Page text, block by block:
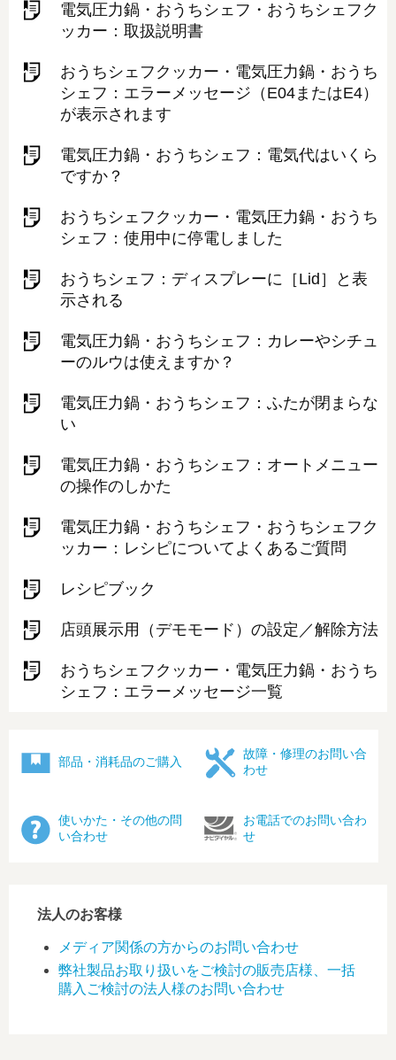
電気圧力鍋・おうちシェフ・おうちシェフク
ッカー：取扱説明書
おうちシェフクッカー・電気圧力鍋・おうち
シェフ：エラーメッセージ（E04またはE4）
が表示されます
電気圧力鍋・おうちシェフ：電気代はいくら
ですか？
おうちシェフクッカー・電気圧力鍋・おうち
シェフ：使用中に停電しました
おうちシェフ：ディスプレーに［Lid］と表
示される
電気圧力鍋・おうちシェフ：カレーやシチュ
ーのルウは使えますか？
電気圧力鍋・おうちシェフ：ふたが閉まらな
い
電気圧力鍋・おうちシェフ：オートメニュー
の操作のしかた
電気圧力鍋・おうちシェフ・おうちシェフク
ッカー：レシピについてよくあるご質問
レシピブック
店頭展示用（デモモード）の設定／解除方法
おうちシェフクッカー・電気圧力鍋・おうち
シェフ：エラーメッセージ一覧
部品・消耗品のご購入
故障・修理のお問い合
わせ
使いかた・その他の問
い合わせ
お電話でのお問い合わ
せ
法人のお客様
メディア関係の方からのお問い合わせ
弊社製品お取り扱いをご検討の販売店様、一括
購入ご検討の法人様のお問い合わせ